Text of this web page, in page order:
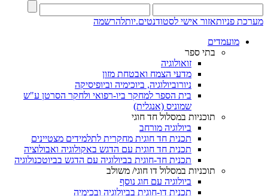
מערכת פניותאזור אישי לסטודנטים.יותלהרשמה
מועמדים
בתי ספר
זואולוגיה
מדעי הצמח ואבטחת מזון
ניורוביולוגיה, ביוכימיה וביופיסיקה
בית הספר למחקר ביו-רפואי ולחקר הסרטן ע"ש
שמוניס (אנגלית)
תוכניות במסלול חד חוגי
ביולוגיה מורחב
תכנית חד חוגית מחקרית לתלמידים מצטיינים
תכנית חד חוגית עם הדגש באקולוגיה ואבולוציה
תכנית חד-חוגית בביולוגיה עם הדגש בביוטכנולוגיה
תוכניות במסלול דו חוגי/ משולב
ביולוגיה עם חוג נוסף
תכנית דו-חוגית בביולוגיה ובכימיה